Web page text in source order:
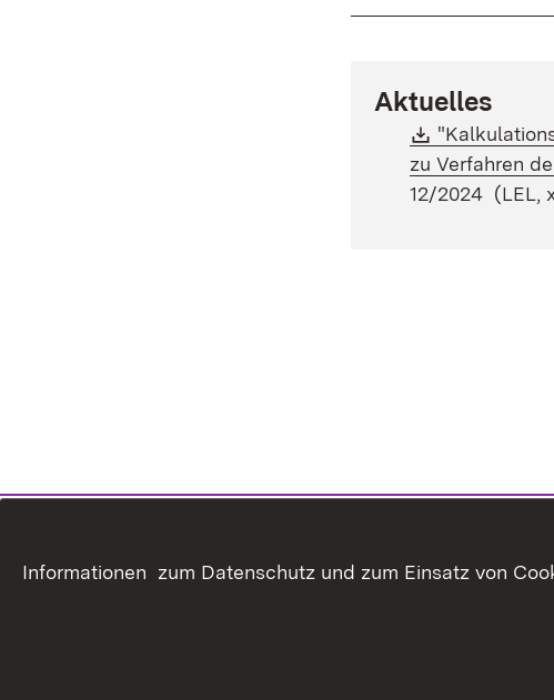
Aktuelles
Download:
zu Verfahren
12/2024 (LEL,
Informationen zum Datenschutz und zum Einsatz von